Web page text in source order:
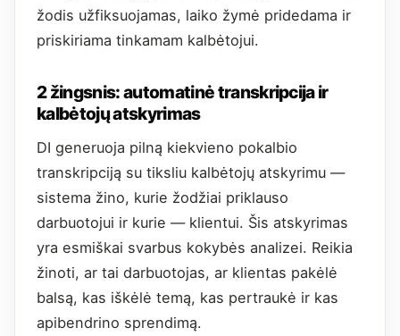
žodis užfiksuojamas, laiko žymė pridedama ir
priskiriama tinkamam kalbėtojui.
2 žingsnis: automatinė transkripcija ir
kalbėtojų atskyrimas
DI generuoja pilną kiekvieno pokalbio
transkripciją su tiksliu kalbėtojų atskyrimu —
sistema žino, kurie žodžiai priklauso
darbuotojui ir kurie — klientui. Šis atskyrimas
yra esmiškai svarbus kokybės analizei. Reikia
žinoti, ar tai darbuotojas, ar klientas pakėlė
balsą, kas iškėlė temą, kas pertraukė ir kas
apibendrino sprendimą.